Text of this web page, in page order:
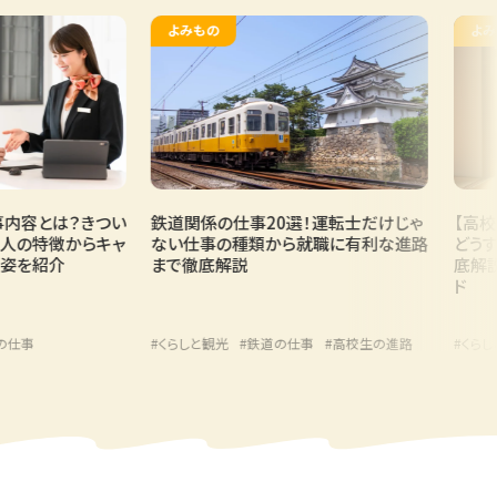
は？きつい
徴からキャ
介
よみもの
鉄道関係の仕事20選！運転士だけじゃ
ない仕事の種類から就職に有利な進路
まで徹底解説
#くらしと観光 #鉄道の仕事 #高校生の進路
よみもの
【高校生向
どうする
底解説！
#くらしと観光